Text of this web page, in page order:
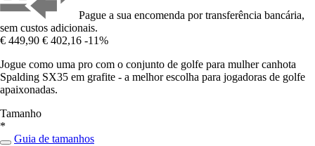
Pague a sua encomenda por transferência bancária,
sem custos adicionais.
€ 449,90 € 402,16 -11%
Jogue como uma pro com o conjunto de golfe para mulher canhota
Spalding SX35 em grafite - a melhor escolha para jogadoras de golfe
apaixonadas.
Tamanho
*
Guia de tamanhos